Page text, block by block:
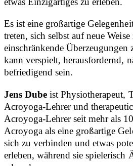
Es ist eine großartige
treten, sich selbst auf neue
einschränkende Überzeugungen
kann verspielt, herausfordernd,
befriedigend sein.
Jens Dube ist Physiotherapeut,
Acroyoga-Lehrer und
Acroyoga-Lehrer seit mehr als
Acroyoga als eine großartige
sich zu verbinden und etwas
erleben, während sie spielerisch